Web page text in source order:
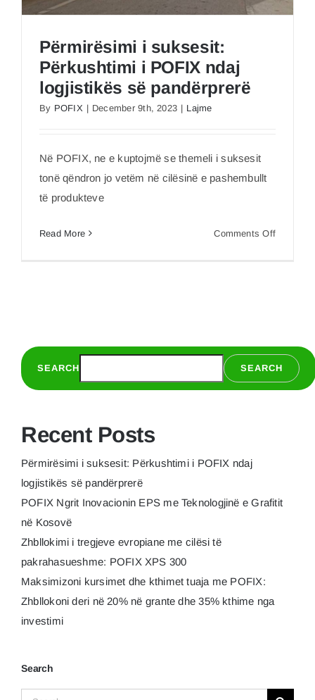
logjistikës së pandërprerë
Përmirësimi i suksesit:
Përkushtimi i POFIX ndaj
logjistikës së pandërprerë
By POFIX | December 9th, 2023 | Lajme
Në POFIX, ne e kuptojmë se themeli i suksesit
tonë qëndron jo vetëm në cilësinë e pashembullt
të produkteve
Read More Comments Offon
së
SEARCH SEARCH
Recent Posts
Përmirësimi i suksesit: Përkushtimi i POFIX ndaj
logjistikës së pandërprerë
POFIX Ngrit Inovacionin EPS me Teknologjinë e Grafitit
në Kosovë
Zhbllokimi i tregjeve evropiane me cilësi të
pakrahasueshme: POFIX XPS 300
Maksimizoni kursimet dhe kthimet tuaja me POFIX:
Zhbllokoni deri në 20% në grante dhe 35% kthime nga
investimi
Search
Search